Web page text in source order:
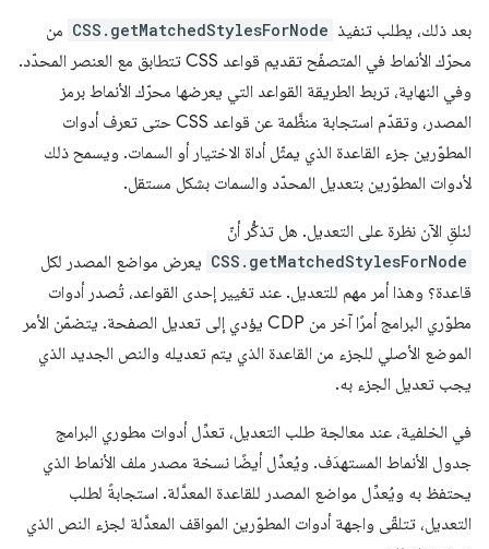
بعد ذلك، يطلب تنفيذ CSS.getMatchedStylesForNode من
محرّك الأنماط في المتصفّح تقديم قواعد CSS تتطابق مع العنصر المحدّد.
وفي النهاية، تربط الطريقة القواعد التي يعرضها محرّك الأنماط برمز
المصدر، وتقدّم استجابة منظَّمة عن قواعد CSS حتى تعرف أدوات
المطوّرين جزء القاعدة الذي يمثّل أداة الاختيار أو السمات. ويسمح ذلك
لأدوات المطوّرين بتعديل المحدّد والسمات بشكل مستقل.
لنلقِ الآن نظرة على التعديل. هل تذكُّر أنّ
CSS.getMatchedStylesForNode يعرض مواضع المصدر لكل
قاعدة؟ وهذا أمر مهم للتعديل. عند تغيير إحدى القواعد، تُصدر أدوات
مطوّري البرامج أمرًا آخر من CDP يؤدي إلى تعديل الصفحة. يتضمّن الأمر
الموضع الأصلي للجزء من القاعدة الذي يتم تعديله والنص الجديد الذي
يجب تعديل الجزء به.
في الخلفية، عند معالجة طلب التعديل، تعدِّل أدوات مطوري البرامج
جدول الأنماط المستهدَف. ويُعدِّل أيضًا نسخة مصدر ملف الأنماط الذي
يحتفظ به ويُعدِّل مواضع المصدر للقاعدة المعدَّلة. استجابةً لطلب
التعديل، تتلقّى واجهة أدوات المطوّرين المواقف المعدَّلة لجزء النص الذي